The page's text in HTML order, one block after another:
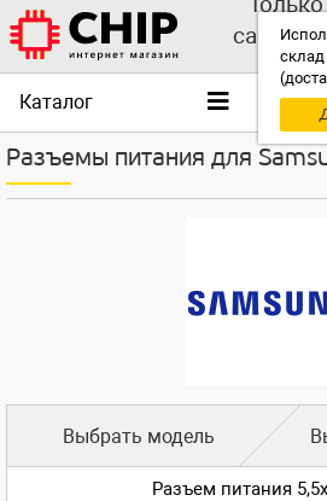
склад
Каталог
Разъемы питания для
Выбрать модель
Разъем питания